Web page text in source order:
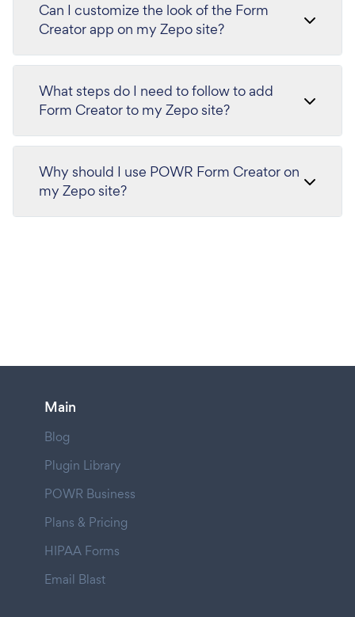
Can I customize the look of the Form
Creator app on my Zepo site?
What steps do I need to follow to add
Form Creator to my Zepo site?
Why should I use POWR Form Creator on
my Zepo site?
Main
Blog
Plugin Library
POWR Business
Plans & Pricing
HIPAA Forms
Email Blast